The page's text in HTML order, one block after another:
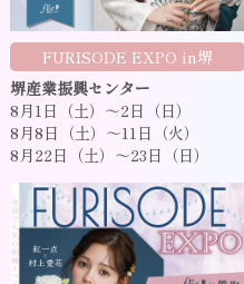
FURISODE EXPO in堺
堺産業振興センター
8月1日（土）～2日（日）
8月8日（土）～11日（火）
8月22日（土）～23日（日）